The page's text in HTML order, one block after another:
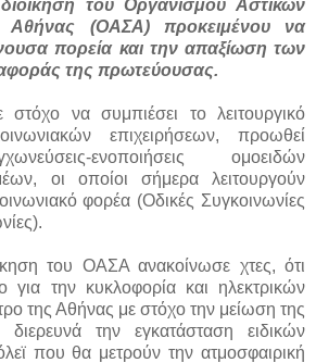
του Οργανισμού Αστικών
Αθήνας (ΟΑΣΑ) προκειμένου να
πορεία και την απαξίωση των
της πρωτεύουσας.
στόχο να συμπιέσει το λειτουργικό
επιχειρήσεων, προωθεί
ενοποιήσεις ομοειδών
οι οποίοι σήμερα λειτουργούν
φορέα (Οδικές Συγκοινωνίες
του ΟΑΣΑ ανακοίνωσε χτες, ότι
για την κυκλοφορία και ηλεκτρικών
της Αθήνας με στόχο την μείωση της
την εγκατάσταση ειδικών
που θα μετρούν την ατμοσφαιρική